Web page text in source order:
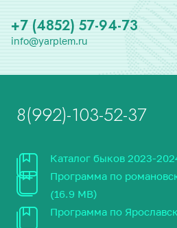
+7 (4852) 57-94-73
info@yarplem.ru
8(992)-103-52-37
Каталог быков 2023-
Программа по
(16.9 MB)
Программа по